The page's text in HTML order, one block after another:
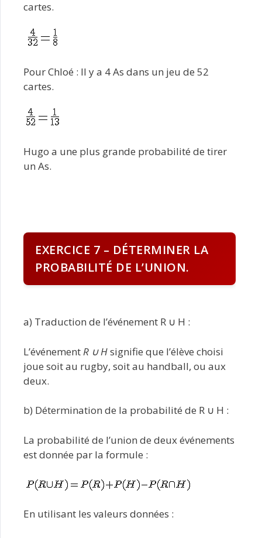
cartes.
Pour Chloé : Il y a 4 As dans un jeu de 52
cartes.
Hugo a une plus grande probabilité de tirer
un As.
EXERCICE 7 – DÉTERMINER LA
PROBABILITÉ DE L’UNION.
a) Traduction de l’événement R ∪ H :
L’événementR ∪ Hsignifie que l’élève choisi
joue soit au rugby, soit au handball, ou aux
deux.
b) Détermination de la probabilité de R ∪ H :
La probabilité de l’union de deux événements
est donnée par la formule :
En utilisant les valeurs données :